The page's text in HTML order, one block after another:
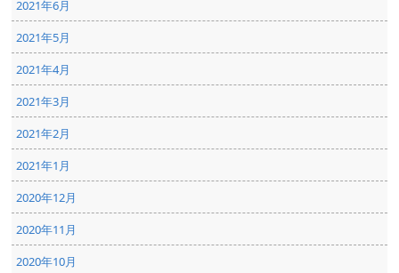
2021年6月
2021年5月
2021年4月
2021年3月
2021年2月
2021年1月
2020年12月
2020年11月
2020年10月